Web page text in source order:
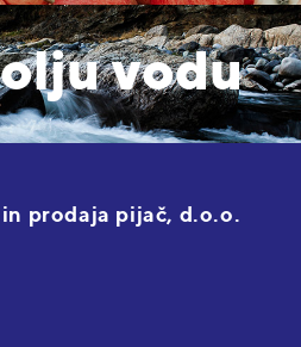
vodu
prodaja pijač, d.o.o.